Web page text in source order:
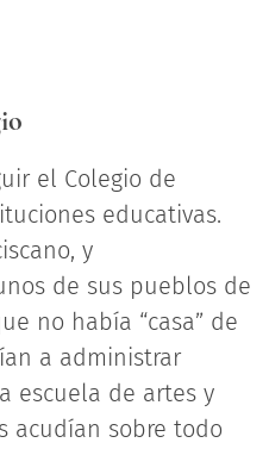
el Colegio de
educativas.
y
de sus pueblos de
no había “casa” de
a administrar
escuela de artes y
acudían sobre todo